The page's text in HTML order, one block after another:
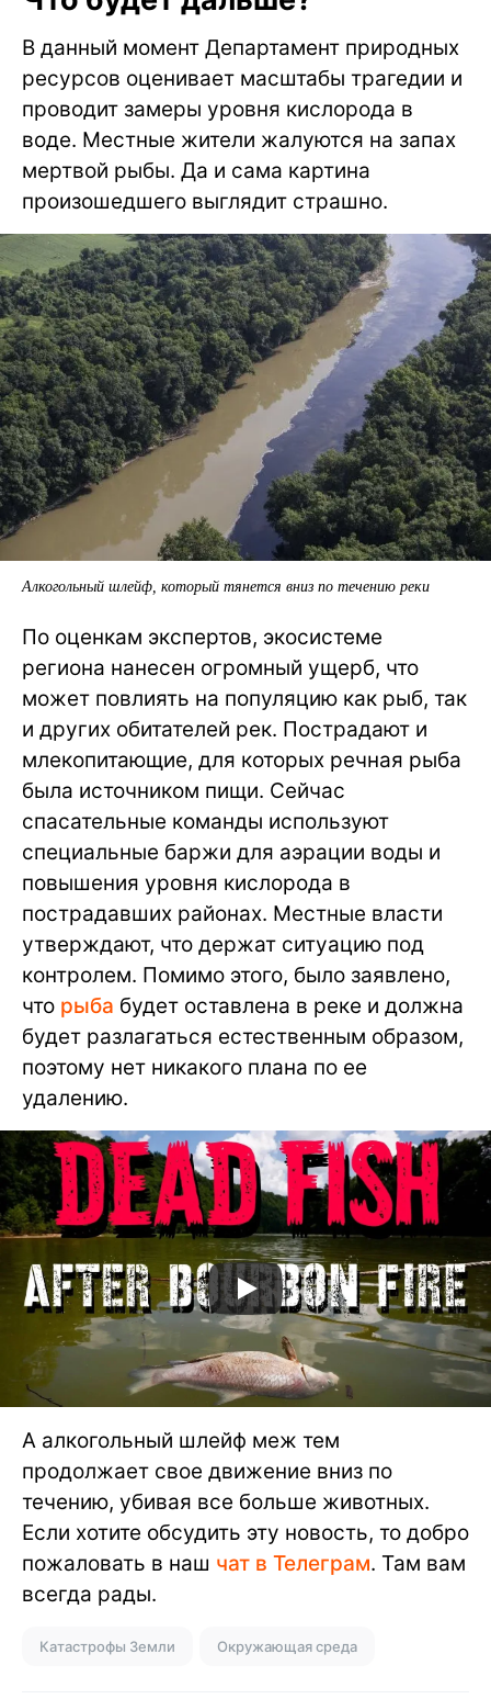
В данный момент Департамент природных
ресурсов оценивает масштабы трагедии и
проводит замеры уровня кислорода в
воде. Местные жители жалуются на запах
мертвой рыбы. Да и сама картина
произошедшего выглядит страшно.
Алкогольный шлейф, который тянется вниз по течению реки
По оценкам экспертов, экосистеме
региона нанесен огромный ущерб, что
может повлиять на популяцию как рыб, так
и других обитателей рек. Пострадают и
млекопитающие, для которых речная рыба
была источником пищи. Сейчас
спасательные команды используют
специальные баржи для аэрации воды и
повышения уровня кислорода в
пострадавших районах. Местные власти
утверждают, что держат ситуацию под
контролем. Помимо этого, было заявлено,
что рыба будет оставлена в реке и должна
будет разлагаться естественным образом,
поэтому нет никакого плана по ее
удалению.
А алкогольный шлейф меж тем
продолжает свое движение вниз по
течению, убивая все больше животных.
Если хотите обсудить эту новость, то добро
пожаловать в наш чат в Телеграм. Там вам
всегда рады.
Катастрофы Земли Окружающая среда